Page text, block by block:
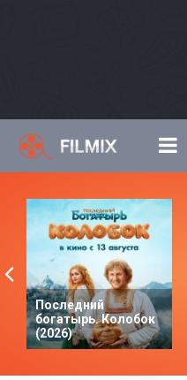
Последний
богатырь. Колобок
(2026)